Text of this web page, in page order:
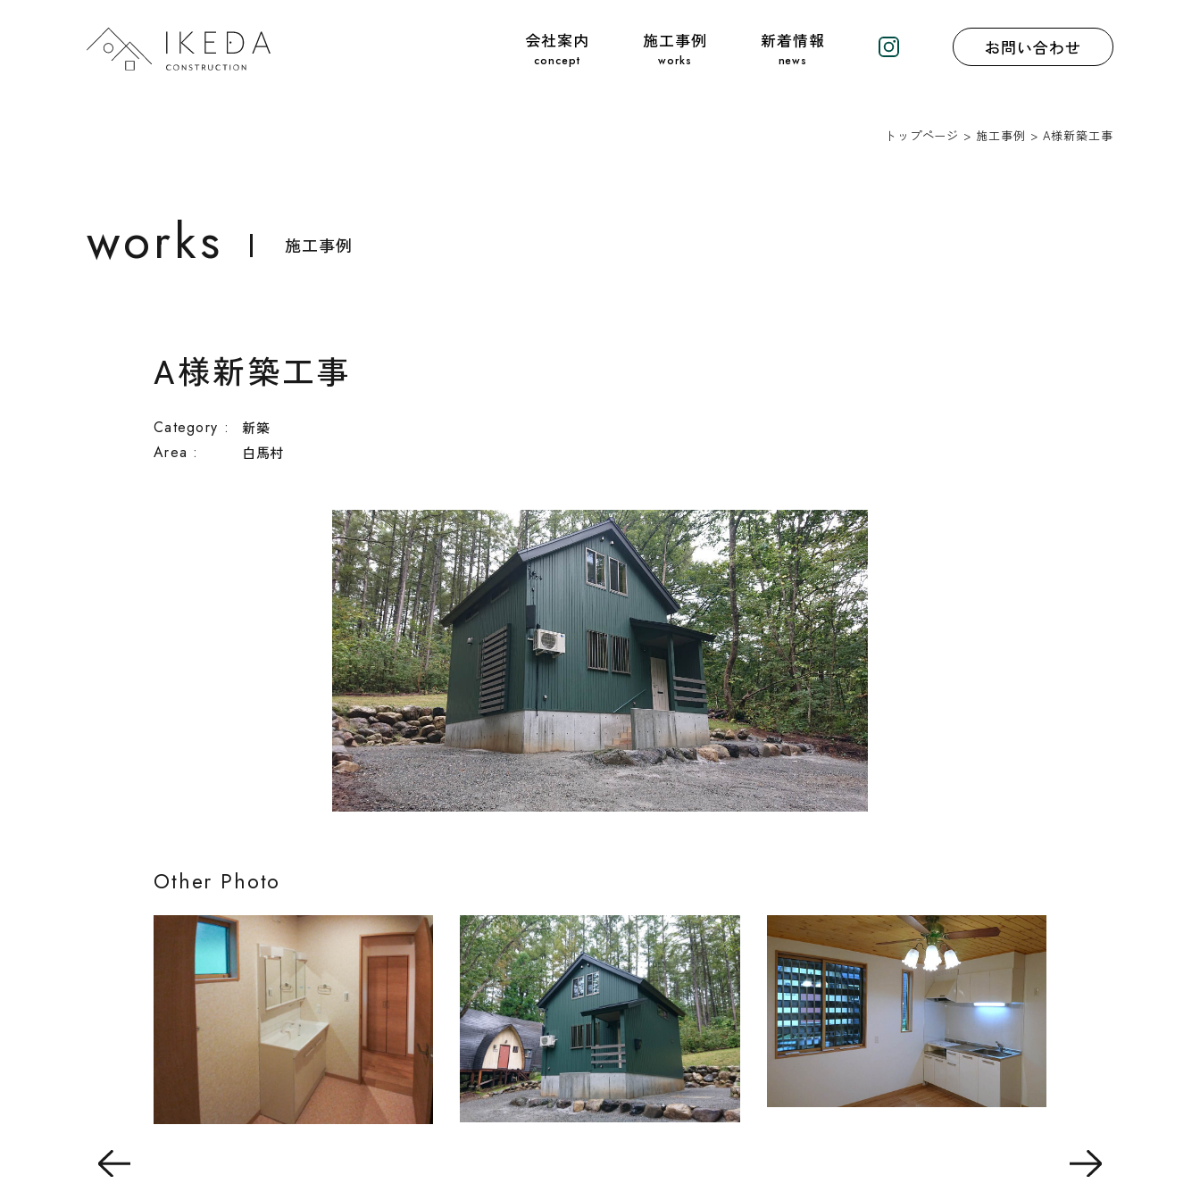
会社案内 施工事例 新着情報 お問い合わせ
トップページ > 施工事例 >A様新築工事
works 施工事例
A様新築工事
Category : 新築
Area : 白馬村
Other Photo